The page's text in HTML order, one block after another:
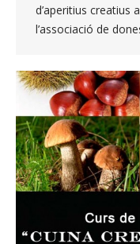
d’aperitius creatius
l’associació de